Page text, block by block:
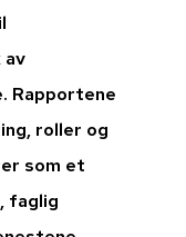
av
Rapportene
roller og
som et
faglig